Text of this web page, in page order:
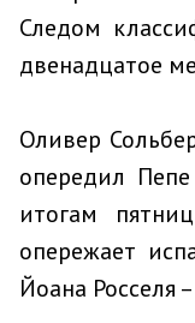
Следом
двенадцатое
Оливер
опередил
итогам
опережает
Йоана Росселя